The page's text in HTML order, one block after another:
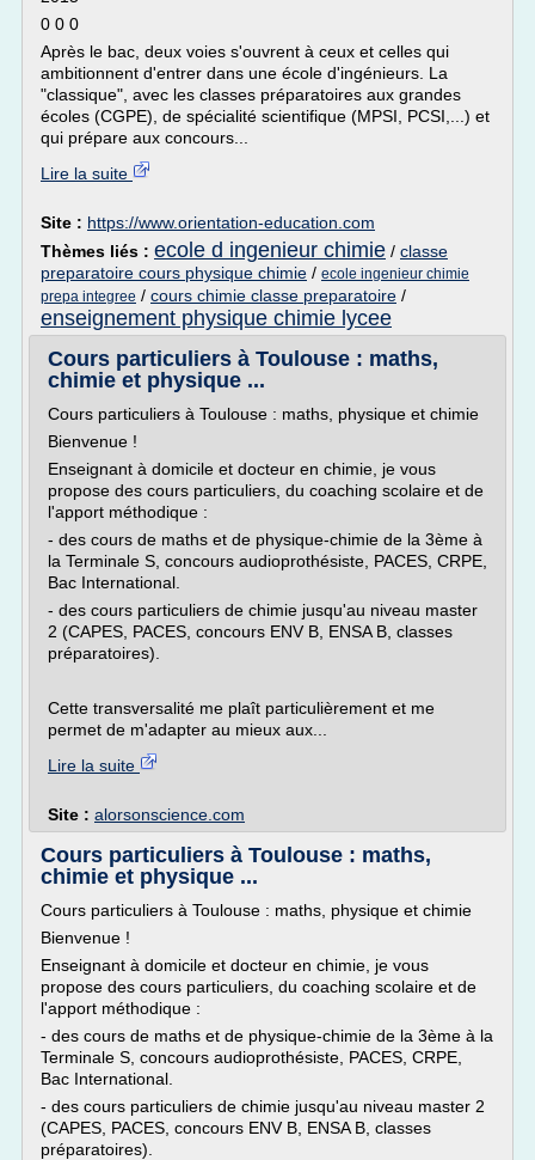
0 0 0
Après le bac, deux voies s'ouvrent à ceux et celles qui
ambitionnent d'entrer dans une école d'ingénieurs. La
"classique", avec les classes préparatoires aux grandes
écoles (CGPE), de spécialité scientifique (MPSI, PCSI,...) et
qui prépare aux concours...
Lire la suite
Site : https://www.orientation-education.com
Thèmes liés : ecole d ingenieur chimie / classe
preparatoire cours physique chimie / ecole ingenieur chimie
prepa integree / cours chimie classe preparatoire /
enseignement physique chimie lycee
Cours particuliers à Toulouse : maths,
chimie et physique ...
Cours particuliers à Toulouse : maths, physique et chimie
Bienvenue !
Enseignant à domicile et docteur en chimie, je vous
propose des cours particuliers, du coaching scolaire et de
l'apport méthodique :
- des cours de maths et de physique-chimie de la 3ème à
la Terminale S, concours audioprothésiste, PACES, CRPE,
Bac International.
- des cours particuliers de chimie jusqu'au niveau master
2 (CAPES, PACES, concours ENV B, ENSA B, classes
préparatoires).
Cette transversalité me plaît particulièrement et me
permet de m'adapter au mieux aux...
Lire la suite
Site : alorsonscience.com
Cours particuliers à Toulouse : maths,
chimie et physique ...
Cours particuliers à Toulouse : maths, physique et chimie
Bienvenue !
Enseignant à domicile et docteur en chimie, je vous
propose des cours particuliers, du coaching scolaire et de
l'apport méthodique :
- des cours de maths et de physique-chimie de la 3ème à la
Terminale S, concours audioprothésiste, PACES, CRPE,
Bac International.
- des cours particuliers de chimie jusqu'au niveau master 2
(CAPES, PACES, concours ENV B, ENSA B, classes
préparatoires).